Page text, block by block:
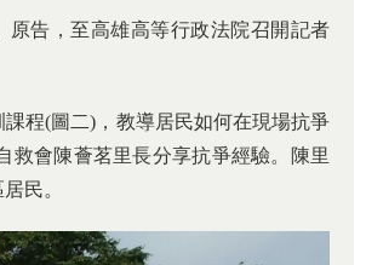
告，至高雄高等行政法院召開記者
程(圖二)，教導居民如何在現場抗爭
救會陳薈茗里長分享抗爭經驗。陳里
民。